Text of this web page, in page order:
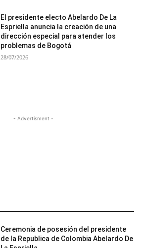
El presidente electo Abelardo De La
Espriella anuncia la creación de una
dirección especial para atender los
problemas de Bogotá
28/07/2026
- Advertisment -
Ceremonia de posesión del presidente
de la Republica de Colombia Abelardo De